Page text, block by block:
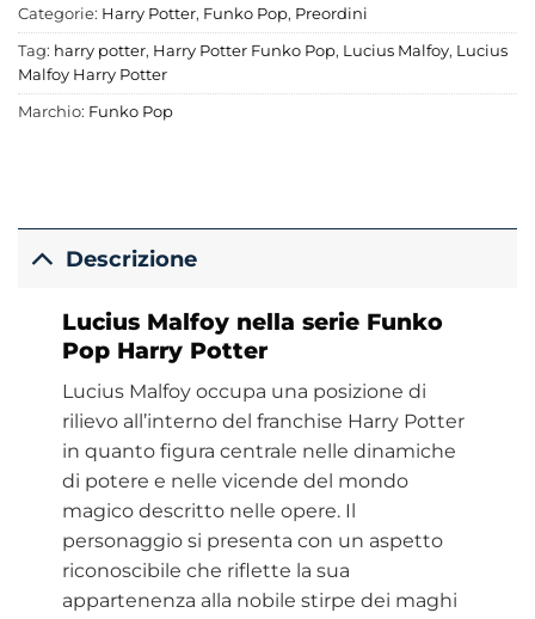
Categorie: Harry Potter, Funko Pop, Preordini
Tag: harry potter, Harry Potter Funko Pop, Lucius Malfoy, Lucius
Malfoy Harry Potter
Marchio: Funko Pop
Descrizione
Lucius Malfoy nella serie Funko
Pop Harry Potter
Lucius Malfoy occupa una posizione di
rilievo all’interno del franchise Harry Potter
in quanto figura centrale nelle dinamiche
di potere e nelle vicende del mondo
magico descritto nelle opere. Il
personaggio si presenta con un aspetto
riconoscibile che riflette la sua
appartenenza alla nobile stirpe dei maghi